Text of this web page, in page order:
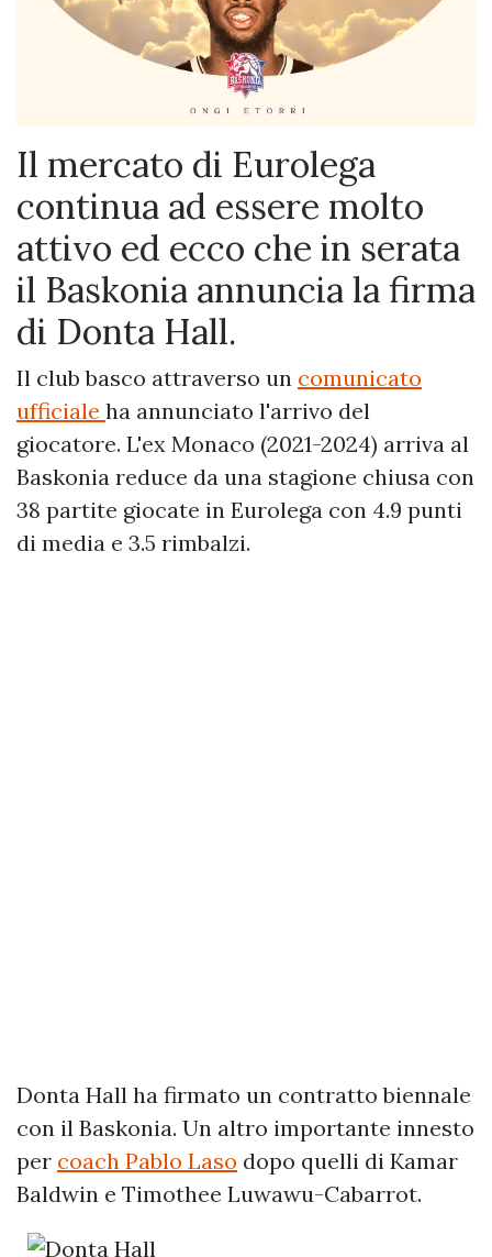
Il mercato di Eurolega
continua ad essere molto
attivo ed ecco che in serata
il Baskonia annuncia la firma
di Donta Hall.
Il club basco attraverso un comunicato
ufficiale ha annunciato l'arrivo del
giocatore. L'ex Monaco (2021-2024) arriva al
Baskonia reduce da una stagione chiusa con
38 partite giocate in Eurolega con 4.9 punti
di media e 3.5 rimbalzi.
Donta Hall ha firmato un contratto biennale
con il Baskonia. Un altro importante innesto
per coach Pablo Laso dopo quelli di Kamar
Baldwin e Timothee Luwawu-Cabarrot.